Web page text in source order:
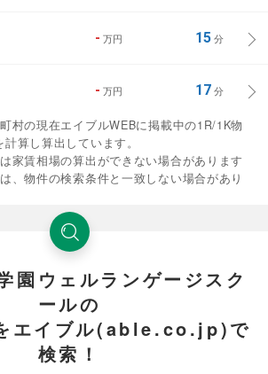
- 万円 15分
- 万円 17分
村の現在エイブルWEBに掲載中の1R/1K物
算し算出しています。
家賃相場の算出ができない場合があります
、物件の検索条件と一致しない場合があり
園ウェルランゲージスク
ールの
エイブル(able.co.jp)で
検索！